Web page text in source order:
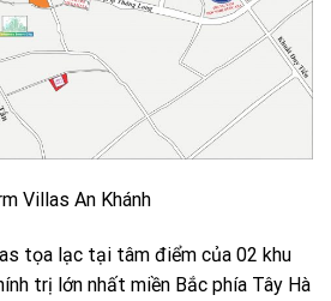
Villas An Khánh
tọa lạc tại tâm điểm của 02 khu
trị lớn nhất miền Bắc phía Tây Hà